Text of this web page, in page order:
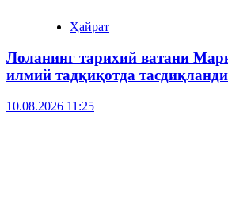
Ҳайрат
Лоланинг тарихий ватани
илмий тадқиқотда тасдиқланди
10.08.2026 11:25